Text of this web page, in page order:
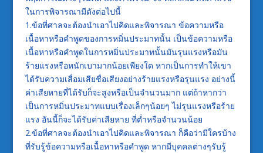
ในการพิจารณามีดังต่อไปนี้
1.ข้อที่ศาลจะต้องนำเอาไปคิดและพิจารณา ข้อความหรือ
เนื้อหาหรือคำพูดของการหมิ่นประมาทนั้น เป็นข้อความหรือ
เนื้อหาหรือคำพูดในการหมิ่นประมาทนั้นมันรุนแรงหรือมัน
ร้ายแรงหรือหนักเบามากน้อยเพียงใด หากเป็นการทำให้เขา
ได้รับความเสื่อมเสียชื่อเสียงอย่างร้ายแรงหรือรุนแรง อย่างนี้
ค่าเสียหายที่ได้รับก็จะสูงหรือเป็นจำนวนมาก แต่ถ้าหากว่า
เป็นการหมิ่นประมาทแบบเรื่องเล็กๆน้อยๆ ไม่รุนแรงหรือร้าย
แรง อันนี้ก็จะได้รับค่าเสียหาย ที่ต่ำหรือจำนวนน้อย
2.ข้อที่ศาลจะต้องนำเอาไปคิดและพิจารณา ก็คือว่ามีใครบ้าง
ที่รับรู้ข้อความหรือเนื้อหาหรือคำพูด หากมีบุคคลต่างๆรับรู้